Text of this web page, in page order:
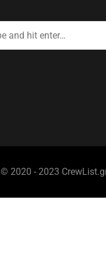
© 2020 - 2023